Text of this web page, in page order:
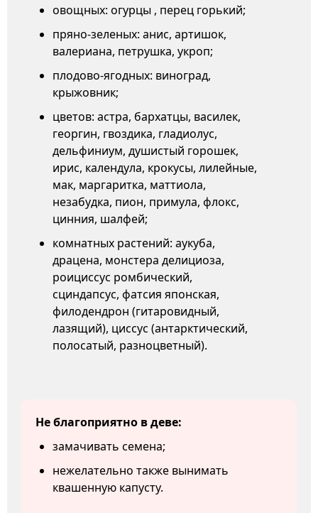
овощных: огурцы , перец горький;
пряно-зеленых: анис, артишок,
валериана, петрушка, укроп;
плодово-ягодных: виноград,
крыжовник;
цветов: астра, бархатцы, василек,
георгин, гвоздика, гладиолус,
дельфиниум, душистый горошек,
ирис, календула, крокусы, лилейные,
мак, маргаритка, маттиола,
незабудка, пион, примула, флокс,
цинния, шалфей;
комнатных растений: аукуба,
драцена, монстера делициоза,
роициссус ромбический,
сциндапсус, фатсия японская,
филодендрон (гитаровидный,
лазящий), циссус (антарктический,
полосатый, разноцветный).
Не благоприятно в деве:
замачивать семена;
нежелательно также вынимать
квашенную капусту.